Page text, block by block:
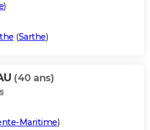
)
(Sarthe)
(40 ans)
Maritime)